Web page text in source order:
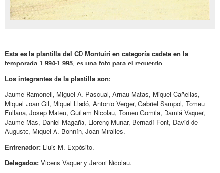
Esta es la plantilla del CD Montuiri en categoría cadete en la
temporada 1.994-1.995, es una foto para el recuerdo.
Los integrantes de la plantilla son:
Jaume Ramonell, Miguel A. Pascual, Arnau Matas, Miquel Cañellas,
Miquel Joan Gil, Miquel Lladó, Antonio Verger, Gabriel Sampol, Tomeu
Fullana, Josep Mateu, Guillem Nicolau, Tomeu Gomila, Damiá Vaquer,
Jaume Mas, Daniel Magaña, Llorenç Munar, Bernadí Font, David de
Augusto, Miquel A. Bonnín, Joan Miralles.
Entrenador: Lluis M. Expósito.
Delegados: Vicens Vaquer y Jeroni Nicolau.